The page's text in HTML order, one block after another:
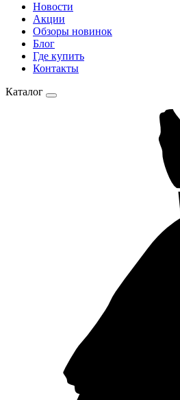
Новости
Акции
Обзоры новинок
Блог
Где купить
Контакты
Каталог